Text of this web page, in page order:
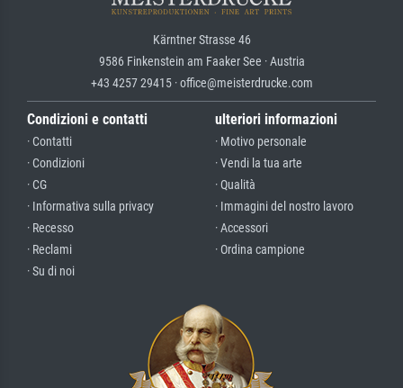
Kärntner Strasse 46
9586 Finkenstein am Faaker See · Austria
+43 4257 29415 · office@meisterdrucke.com
Condizioni e contatti
· Contatti
· Condizioni
· CG
· Informativa sulla privacy
· Recesso
· Reclami
· Su di noi
ulteriori informazioni
· Motivo personale
· Vendi la tua arte
· Qualità
· Immagini del nostro lavoro
· Accessori
· Ordina campione